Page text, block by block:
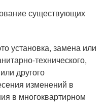
существующих
установка, замена или
технического,
другого
изменений в
в многоквартирном